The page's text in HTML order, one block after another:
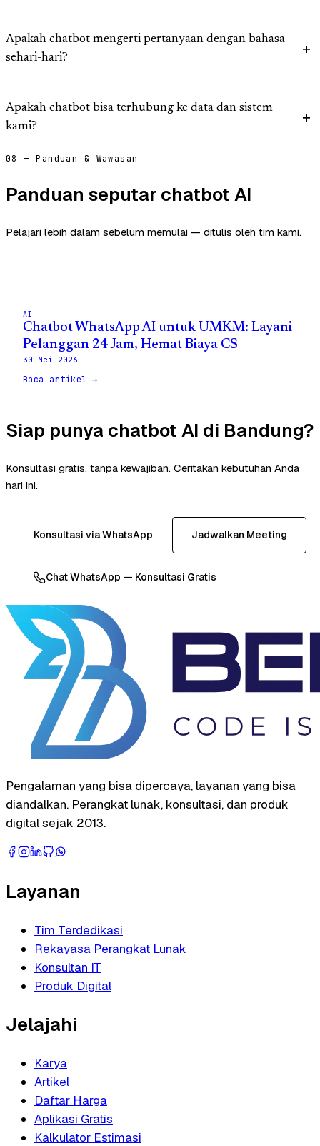
Apakah chatbot mengerti pertanyaan dengan bahasa
sehari-hari?
Apakah chatbot bisa terhubung ke data dan sistem
kami?
08 — Panduan & Wawasan
Panduan seputar chatbot AI
Pelajari lebih dalam sebelum memulai — ditulis oleh tim kami.
AI
Chatbot WhatsApp AI untuk UMKM: Layani
Pelanggan 24 Jam, Hemat Biaya CS
30 Mei 2026
Baca artikel →
Siap punya chatbot AI di Bandung?
Konsultasi gratis, tanpa kewajiban. Ceritakan kebutuhan Anda
hari ini.
Konsultasi via WhatsApp Jadwalkan Meeting
Chat WhatsApp — Konsultasi Gratis
Pengalaman yang bisa dipercaya, layanan yang bisa
diandalkan. Perangkat lunak, konsultasi, dan produk
digital sejak 2013.
Layanan
Tim Terdedikasi
Rekayasa Perangkat Lunak
Konsultan IT
Produk Digital
Jelajahi
Karya
Artikel
Daftar Harga
Aplikasi Gratis
Kalkulator Estimasi